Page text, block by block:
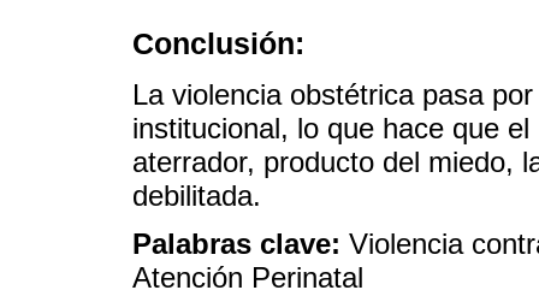
Conclusión:
La violencia obstétrica pasa
institucional, lo que hace que
aterrador, producto del miedo,
debilitada.
Palabras clave: Violencia
Atención Perinatal